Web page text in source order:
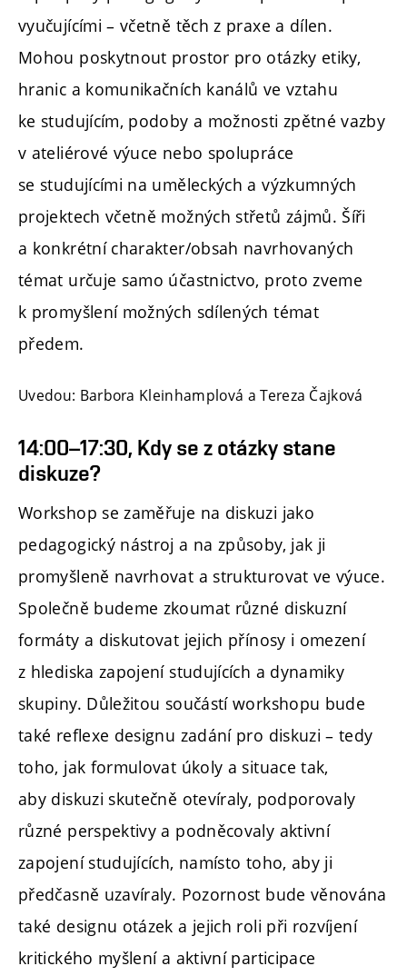
vyučujícími – včetně těch z praxe a dílen.
Mohou poskytnout prostor pro otázky etiky,
hranic a komunikačních kanálů ve vztahu
ke studujícím, podoby a možnosti zpětné vazby
v ateliérové výuce nebo spolupráce
se studujícími na uměleckých a výzkumných
projektech včetně možných střetů zájmů. Šíři
a konkrétní charakter/obsah navrhovaných
témat určuje samo účastnictvo, proto zveme
k promyšlení možných sdílených témat
předem.
Uvedou: Barbora Kleinhamplová a Tereza Čajková
14:00–17:30, Kdy se z otázky stane
diskuze?
Workshop se zaměřuje na diskuzi jako
pedagogický nástroj a na způsoby, jak ji
promyšleně navrhovat a strukturovat ve výuce.
Společně budeme zkoumat různé diskuzní
formáty a diskutovat jejich přínosy i omezení
z hlediska zapojení studujících a dynamiky
skupiny. Důležitou součástí workshopu bude
také reflexe designu zadání pro diskuzi – tedy
toho, jak formulovat úkoly a situace tak,
aby diskuzi skutečně otevíraly, podporovaly
různé perspektivy a podněcovaly aktivní
zapojení studujících, namísto toho, aby ji
předčasně uzavíraly. Pozornost bude věnována
také designu otázek a jejich roli při rozvíjení
kritického myšlení a aktivní participace